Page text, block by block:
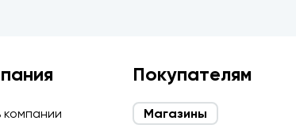
компании
Покупателям
Магазины